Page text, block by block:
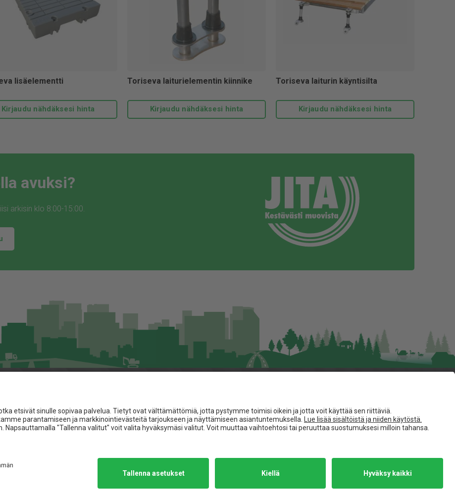
alkuperämerkin käyttöön, merkkinä kotimaisesta tuotteesta. Käyttämällä Jitan
tuotteita tuet kotimaista teollisuutta.
lisäelementti
Kirjaudu nähdäksesi hinta
Toriseva laiturielementin kiinnike
Kirjaudu nähdäksesi hinta
Toriseva laiturin käyntisilta
Kirjaudu nähdäksesi hinta
avuksi?
arkisin klo 8:00-15:00.
Toimitusehdot
Materiaalipankki
Referenssit